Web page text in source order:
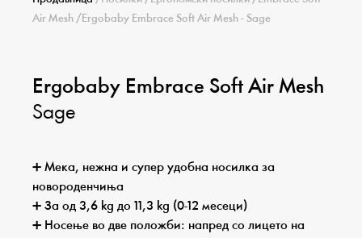
Air Mesh /Ergobaby Embrace Soft Air Mesh - Sage
Ergobaby Embrace Soft Air Mesh
Sage
➕ Мека, нежна и супер удобна носилка за
новороденчиња
➕ За од 3,6 kg до 11,3 kg (0-12 месеци)
➕ Носење во две положби: напред со лицето на